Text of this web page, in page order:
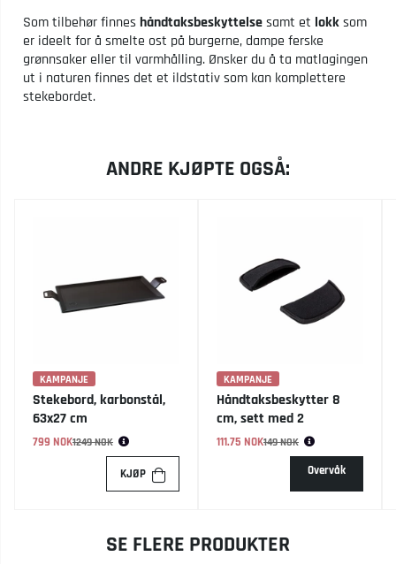
Som tilbehør finnes håndtaksbeskyttelsesamt et lokksom
er ideelt for å smelte ost på burgerne, dampe ferske
grønnsaker eller til varmhålling. Ønsker du å ta matlagingen
ut i naturen finnes det et ildstativsom kan komplettere
stekebordet.
ANDRE KJØPTE OGSÅ:
KAMPANJE
Stekebord, karbonstål,
63x27 cm
799 NOK
Vanlig pris:1249 NOK
KJØP
KAMPANJE
Håndtaksbeskytter 8
cm, sett med 2
111.75 NOK
Vanlig pris:149 NOK
Overvåk
SE FLERE PRODUKTER